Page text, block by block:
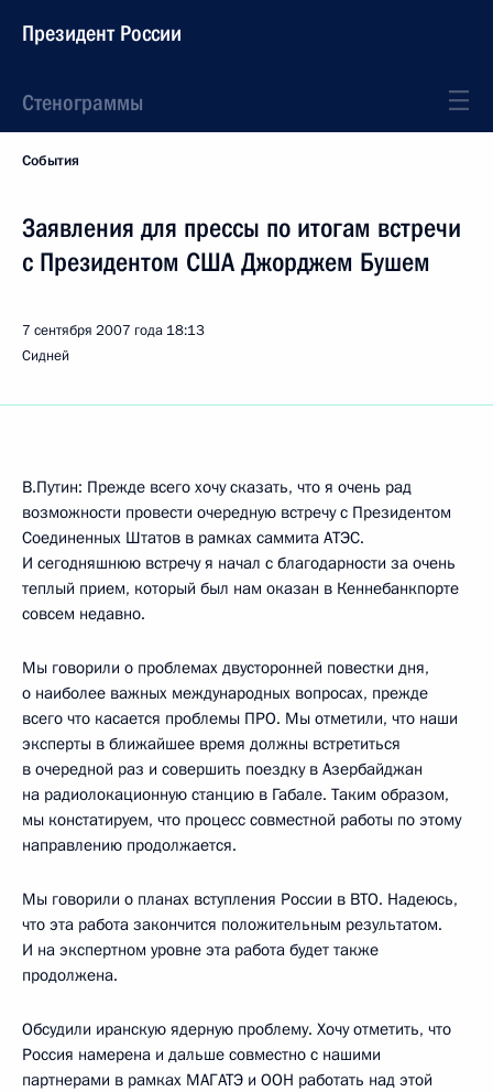
Президент России
Стенограммы
События
Заявления для прессы по итогам встречи
с Президентом США Джорджем Бушем
7 сентября 2007 года 18:13
Сидней
В.Путин: Прежде всего хочу сказать, что я очень рад
возможности провести очередную встречу с Президентом
Соединенных Штатов в рамках саммита АТЭС.
И сегодняшнюю встречу я начал с благодарности за очень
теплый прием, который был нам оказан в Кеннебанкпорте
совсем недавно.
Мы говорили о проблемах двусторонней повестки дня,
о наиболее важных международных вопросах, прежде
всего что касается проблемы ПРО. Мы отметили, что наши
эксперты в ближайшее время должны встретиться
в очередной раз и совершить поездку в Азербайджан
на радиолокационную станцию в Габале. Таким образом,
мы констатируем, что процесс совместной работы по этому
направлению продолжается.
Мы говорили о планах вступления России в ВТО. Надеюсь,
что эта работа закончится положительным результатом.
И на экспертном уровне эта работа будет также
продолжена.
Обсудили иранскую ядерную проблему. Хочу отметить, что
Россия намерена и дальше совместно с нашими
партнерами в рамках МАГАТЭ и ООН работать над этой